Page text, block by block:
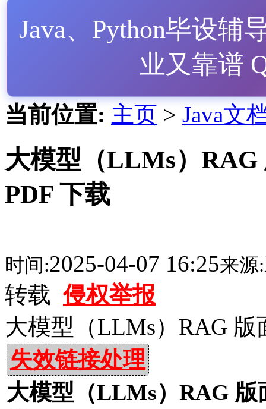
Java、Python毕设辅
业又靠谱
当前位置: 主页 > Java文
大模型（LLMs）
PDF 下载
时间:2025-04-07 16:25来源:
转载侵权举报
大模型（LLMs）RAG
失效链接处理
大模型（LLMs）RAG